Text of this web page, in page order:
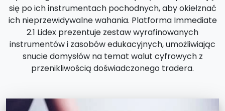
się po ich instrumentach pochodnych, aby okiełznać
ich nieprzewidywalne wahania. Platforma Immediate
2.1 Lidex prezentuje zestaw wyrafinowanych
instrumentów i zasobów edukacyjnych, umożliwiając
snucie domysłów na temat walut cyfrowych z
przenikliwością doświadczonego tradera.